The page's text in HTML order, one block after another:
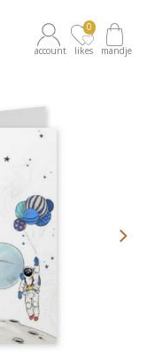
account likes
0
mandje